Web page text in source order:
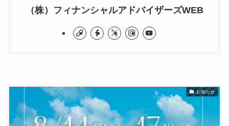
（株）フィナンシャルアドバイザーズWEB
お知らせ